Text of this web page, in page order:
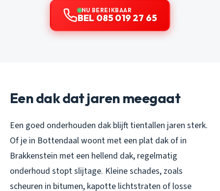
NU BEREIKBAAR
BEL 085 019 27 65
Een dak dat jaren meegaat
Een goed onderhouden dak blijft tientallen jaren sterk.
Of je in Bottendaal woont met een plat dak of in
Brakkenstein met een hellend dak, regelmatig
onderhoud stopt slijtage. Kleine schades, zoals
scheuren in bitumen, kapotte lichtstraten of losse